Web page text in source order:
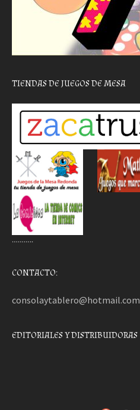
TIENDAS DE JUEGOS DE MESA
………..
CONTACTO:
consolaytablero@hotmail.com
EDITORIALES Y DISTRIBUIDORAS